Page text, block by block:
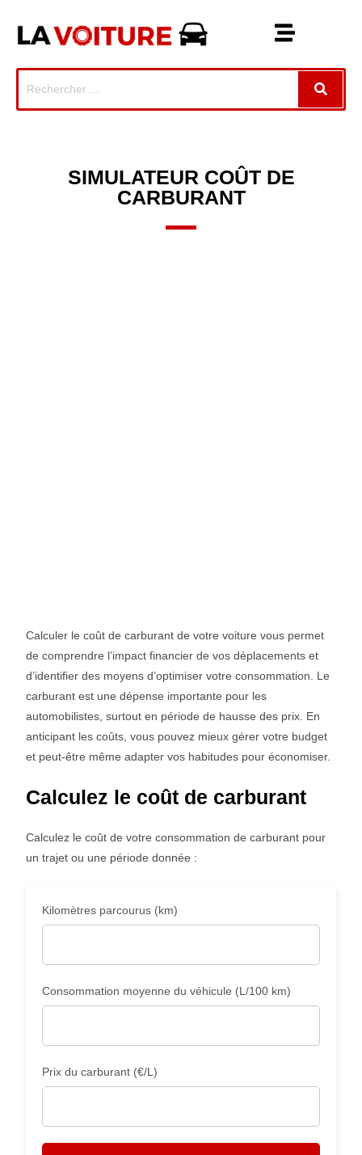
SIMULATEUR COÛT DE
CARBURANT
Calculer le coût de carburant de votre voiture vous permet
de comprendre l’impact financier de vos déplacements et
d’identifier des moyens d’optimiser votre consommation. Le
carburant est une dépense importante pour les
automobilistes, surtout en période de hausse des prix. En
anticipant les coûts, vous pouvez mieux gérer votre budget
et peut-être même adapter vos habitudes pour économiser.
Calculez le coût de carburant
Calculez le coût de votre consommation de carburant pour
un trajet ou une période donnée :
Kilomètres parcourus (km)
Consommation moyenne du véhicule (L/100 km)
Prix du carburant (€/L)